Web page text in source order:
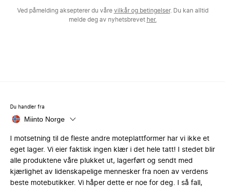
Ved påmelding aksepterer du våre vilkår og betingelser. Du kan alltid
melde deg av nyhetsbrevet her.
Du handler fra
Miinto Norge
I motsetning til de fleste andre moteplattformer har vi ikke et
eget lager. Vi eier faktisk ingen klær i det hele tatt! I stedet blir
alle produktene våre plukket ut, lagerført og sendt med
kjærlighet av lidenskapelige mennesker fra noen av verdens
beste motebutikker. Vi håper dette er noe for deg. I så fall,